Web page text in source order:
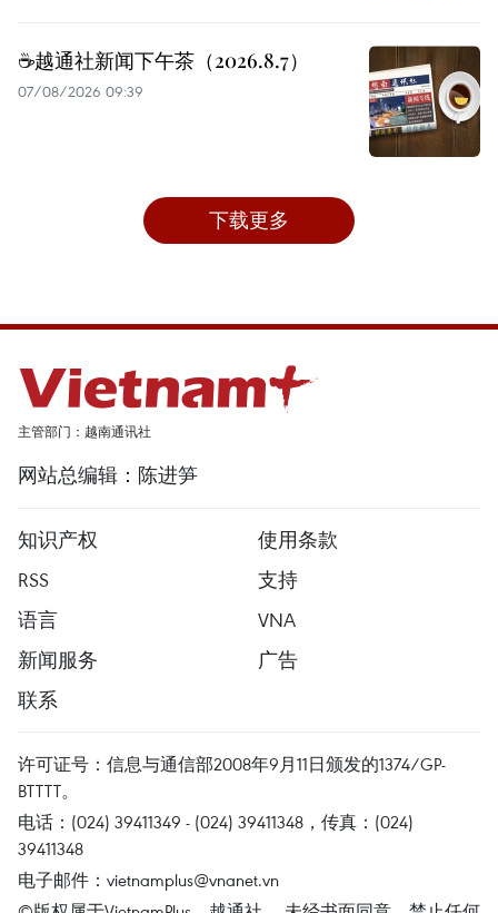
☕️越通社新闻下午茶（2026.8.7）
07/08/2026 09:39
下载更多
主管部门：越南通讯社
网站总编辑：陈进笋
知识产权
使用条款
RSS
支持
语言
VNA
新闻服务
广告
联系
许可证号：信息与通信部2008年9月11日颁发的1374/GP-
BTTTT。
电话：(024) 39411349 - (024) 39411348，传真：(024)
39411348
电子邮件： vietnamplus@vnanet.vn